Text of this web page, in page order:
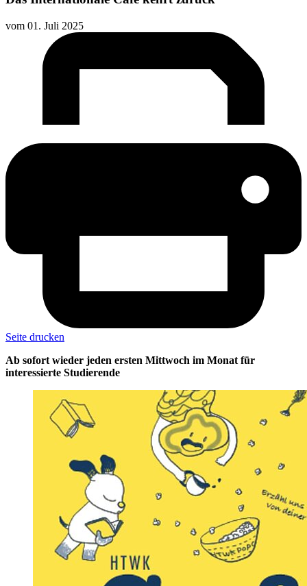
vom 01. Juli 2025
Seite drucken
Ab sofort wieder jeden ersten Mittwoch im Monat für
interessierte Studierende